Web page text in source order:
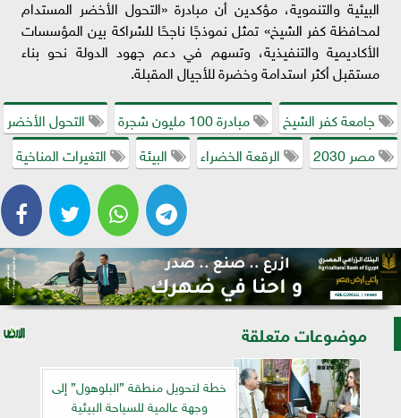
البيئية والتنموية، مؤكدين أن مبادرة «التحول الأخضر المستدام
لمحافظة كفر الشيخ» تمثل نموذجًا ناجحًا للشراكة بين المؤسسات
الأكاديمية والتنفيذية، وتسهم في دعم جهود الدولة نحو بناء
مستقبل أكثر استدامة وخضرة للأجيال المقبلة.
جامعة كفر الشيخ
مبادرة 100 مليون شجرة
التحول الأخضر
مصر 2030
الرقعة الخضراء البيئة التغيرات المناخية
موضوعات متعلقة
خطة لتحويل منطقة ”البلوهول” إلى
وجهة عالمية للسياحة البيئية